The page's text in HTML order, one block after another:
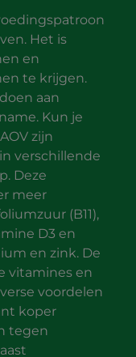
Het is
en
te krijgen.
aan
Kun je
zijn
verschillende
Deze
meer
(B11),
D3 en
en zink. De
vitamines en
voordelen
koper
tegen